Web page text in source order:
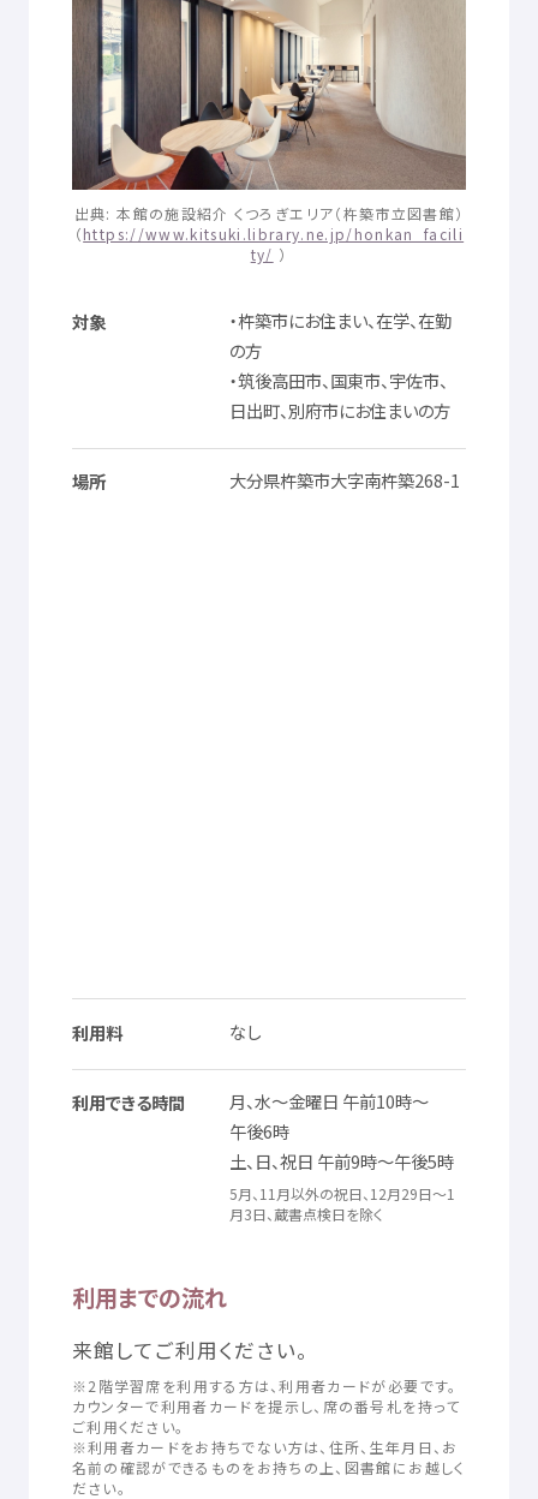
Mexへのお 問い 合 わせ
© Mex
出典:本館の施設紹介 くつろぎエリア（杵築市立図書館）
（https://www.kitsuki.library.ne.jp/honkan_facili
ty/ ）
対象 ・杵築市にお住まい、在学、在勤
の方
・筑後高田市、国東市、宇佐市、
日出町、別府市にお住まいの方
場所 大分県杵築市大字南杵築268-1
利用料 なし
利用できる時間 月、水～金曜日 午前10時～
午後6時
土、 日、祝日 午前9時～午後5時
5月、11 月以外の祝日、12月29日～1
月3日、蔵書点検日を除く
利用までの流れ
来館 してご利用ください。
※2 階学習席を利用する 方は、利用者カードが必要です。
カウンターで利用者カードを提示し、 席の番号札を持って
ご利用ください。
※利用者カードをお持ちでない方は、 住所、 生年月日、お
名前の確認ができるものをお持ちの 上、 図書館にお越しく
ださい。